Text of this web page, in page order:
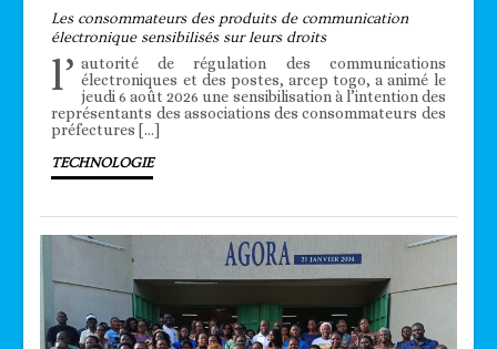
Les consommateurs des produits de communication
électronique sensibilisés sur leurs droits
l’ autorité de régulation des communications
électroniques et des postes, arcep togo, a animé le
jeudi 6 août 2026 une sensibilisation à l’intention des
représentants des associations des consommateurs des
préfectures […]
TECHNOLOGIE